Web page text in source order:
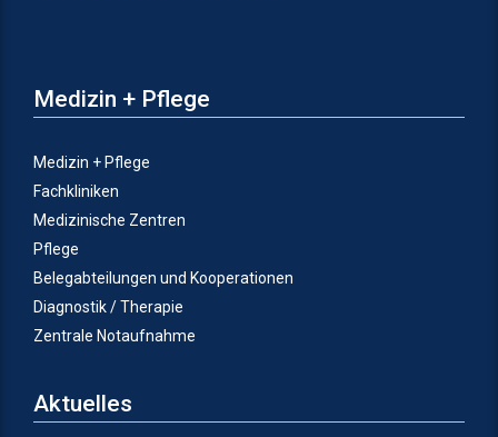
Medizin + Pflege
Medizin + Pflege
Fachkliniken
Medizinische Zentren
Pflege
Belegabteilungen und Kooperationen
Diagnostik / Therapie
Zentrale Notaufnahme
Aktuelles